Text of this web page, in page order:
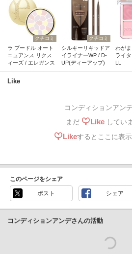
クチコミ
ラ プードル オート
ニュアンス リクス
ィーズ / エレガンス
クチコミ
シルキーリキッドア
イライナーWP / D-
UP(ディーアップ)
わが
ライ
Like
コンディションアン
まだ
Likeしてい
Likeするとここに表示
このページをシェア
ポスト シェア
コンディションアンデさんの活動